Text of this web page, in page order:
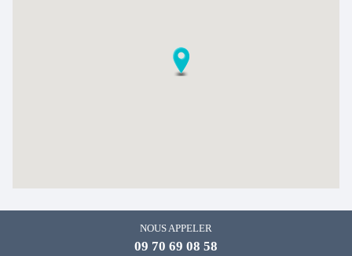
NOUS APPELER
09 70 69 08 58